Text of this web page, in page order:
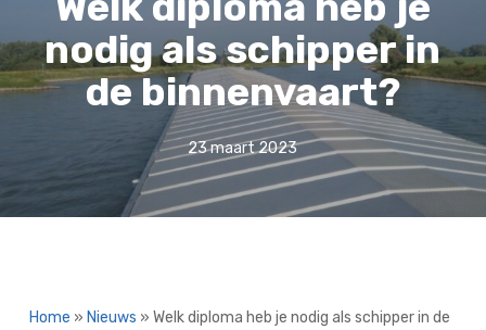
nodig als schipper in
de binnenvaart?
23 maart 2023
Home » Nieuws » Welk diploma heb je nodig als schipper in de